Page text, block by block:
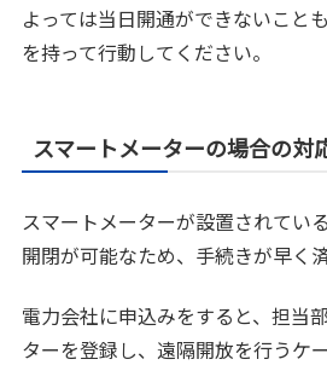
よっては当日開通ができないこと
を持って行動してください。
スマートメーターの場合の対
スマートメーターが設置されてい
開閉が可能なため、手続きが早く
電力会社に申込みをすると、担当
ターを登録し、遠隔開放を行うケ